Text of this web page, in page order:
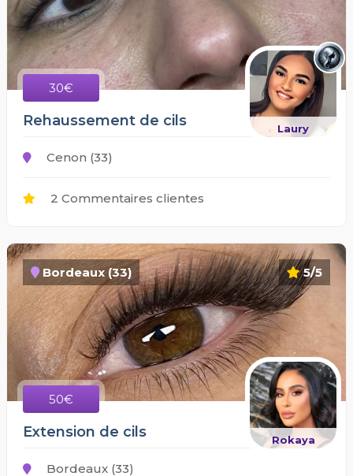
30€
Laury
Rehaussement de cils
Cenon (33)
2 Commentaires clientes
5/5
Bordeaux (33)
50€
Rokaya
Extension de cils
Bordeaux (33)